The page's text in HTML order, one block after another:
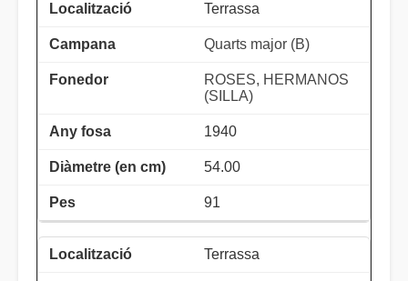
Terrassa
Quarts major (B)
ROSES, HERMANOS
(SILLA)
1940
54.00
91
Terrassa